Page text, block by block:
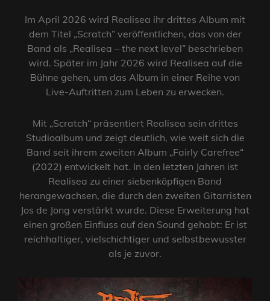
Im April 2026 wird Realisea ihr drittes Album mit
dem Titel „Scratch” veröffentlichen, das von der
Band als „Realisea – the next level” beschrieben
wird. Später im Jahr 2026 wird Realisea auf die
Bühne gehen, um das Album in einer Reihe von
Live-Auftritten zum Leben zu erwecken.
Mit „Scratch“ präsentiert Realisea sein drittes
Studioalbum und zeigt deutlich, wie weit sich die
Band seit ihrem zweiten Album „Fairly Carefree“
(2022) entwickelt hat. In den letzten Jahren ist
Realisea zu einer siebenköpfigen Band
herangewachsen, die durch den zweiten Gitarristen
Jos de Jong verstärkt wurde. Diese Erweiterung hat
einen großen Einfluss auf den Sound gehabt: Er ist
reichhaltiger, vielschichtiger und selbstbewusster
als je zuvor.